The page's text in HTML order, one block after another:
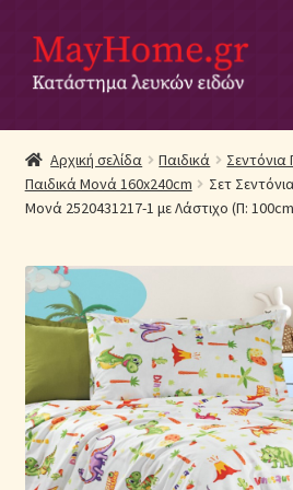
Απευθείας
μετάβαση
στην
Μετάβαση
σε
περιεχόμενο
Αρχική
Ακύρωση Παραγγελίας
Βρεφικά Λευκά Είδη
Επικοινωνία
Επιστροφές Προϊόντων
Η εταιρία μας
Αρχική σελίδα Παιδικά Σεντόνια
Παιδικά Μονά 160x240cm
Σετ
Μονά 2520431217-1 με Λάστιχο (Π: